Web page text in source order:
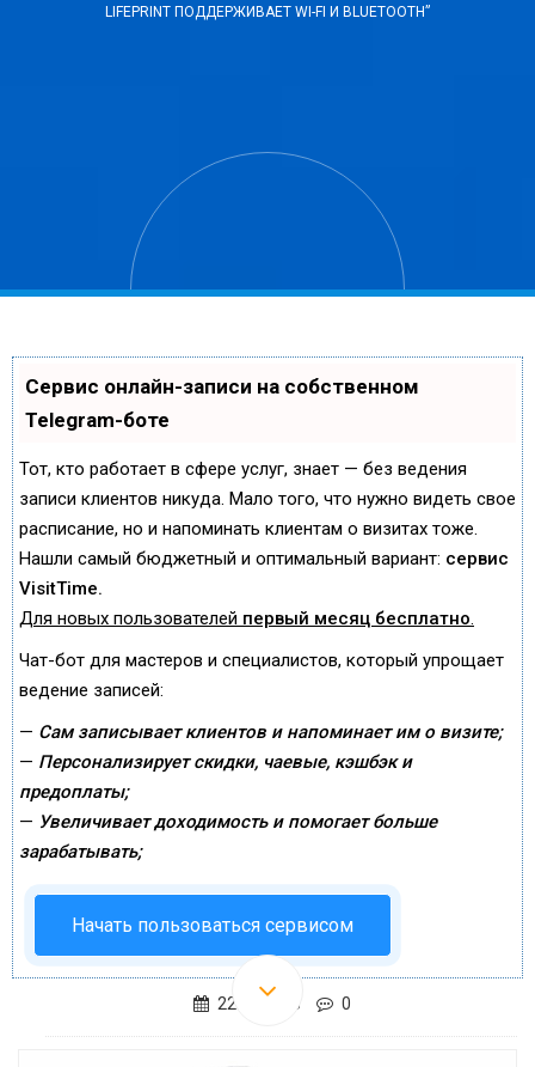
LIFEPRINT ПОДДЕРЖИВАЕТ WI-FI И BLUETOOTH”
Сервис онлайн-записи на собственном
Telegram-боте
Тот, кто работает в сфере услуг, знает — без ведения
записи клиентов никуда. Мало того, что нужно видеть свое
расписание, но и напоминать клиентам о визитах тоже.
Нашли самый бюджетный и оптимальный вариант: сервис
VisitTime.
Для новых пользователей первый месяц бесплатно.
Чат-бот для мастеров и специалистов, который упрощает
ведение записей:
— Сам записывает клиентов и напоминает им о визите;
— Персонализирует скидки, чаевые, кэшбэк и
предоплаты;
— Увеличивает доходимость и помогает больше
зарабатывать;
Начать пользоваться сервисом
22.01.2018 0